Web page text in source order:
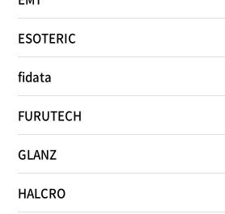
ESOTERIC
fidata
FURUTECH
GLANZ
HALCRO